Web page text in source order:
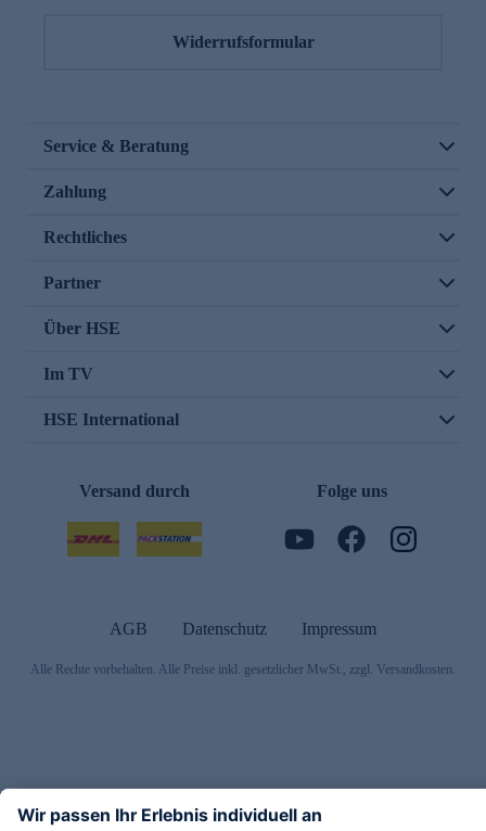
Widerrufsformular
Service & Beratung
Zahlung
Rechtliches
Partner
Über HSE
Im TV
HSE International
Versand durch Folge uns
AGB Datenschutz Impressum
Alle Rechte vorbehalten. Alle Preise inkl. gesetzlicher MwSt., zzgl. Versandkosten.